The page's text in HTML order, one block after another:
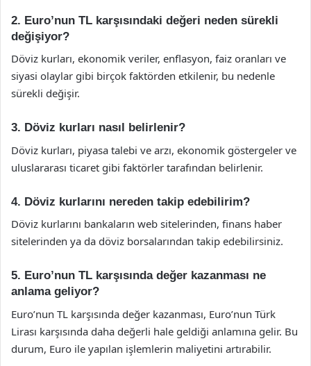
2. Euro’nun TL karşısındaki değeri neden sürekli
değişiyor?
Döviz kurları, ekonomik veriler, enflasyon, faiz oranları ve
siyasi olaylar gibi birçok faktörden etkilenir, bu nedenle
sürekli değişir.
3. Döviz kurları nasıl belirlenir?
Döviz kurları, piyasa talebi ve arzı, ekonomik göstergeler ve
uluslararası ticaret gibi faktörler tarafından belirlenir.
4. Döviz kurlarını nereden takip edebilirim?
Döviz kurlarını bankaların web sitelerinden, finans haber
sitelerinden ya da döviz borsalarından takip edebilirsiniz.
5. Euro’nun TL karşısında değer kazanması ne
anlama geliyor?
Euro’nun TL karşısında değer kazanması, Euro’nun Türk
Lirası karşısında daha değerli hale geldiği anlamına gelir. Bu
durum, Euro ile yapılan işlemlerin maliyetini artırabilir.